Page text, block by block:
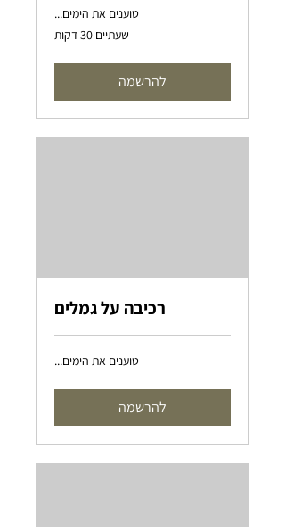
טוענים את הימים...
שעתיים 30 דקות
להרשמה
רכיבה על גמלים
טוענים את הימים...
להרשמה